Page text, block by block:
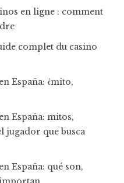
en ligne : comment
complet du casino
España: ¿mito,
España: mitos,
jugador que busca
España: qué son,